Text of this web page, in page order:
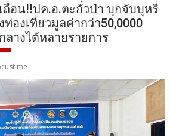
ถื่อน!!ปค.อ.ตะกั่วป่า บุกจับบุหรี่
องเที่ยวมูลค่ากว่า50,0000
างได้หลายรายการ